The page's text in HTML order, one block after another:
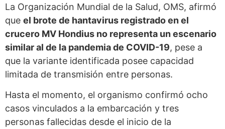
La Organización Mundial de la Salud, OMS, afirmó
que el brote de hantavirus registrado en el
crucero MV Hondius no representa un escenario
similar al de la pandemia de COVID-19, pese a
que la variante identificada posee capacidad
limitada de transmisión entre personas.
Hasta el momento, el organismo confirmó ocho
casos vinculados a la embarcación y tres
personas fallecidas desde el inicio de la